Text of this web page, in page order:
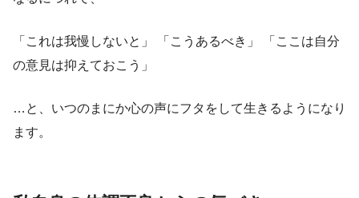
「これは我慢しないと」 「こうあるべき」 「ここは自分
の意見は抑えておこう」
…と、いつのまにか心の声にフタをして生きるようになり
ます。